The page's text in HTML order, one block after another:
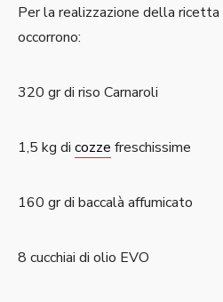
Per la realizzazione della ricetta
occorrono:
320 gr di riso Carnaroli
1,5 kg di cozze freschissime
160 gr di baccalà affumicato
8 cucchiai di olio EVO